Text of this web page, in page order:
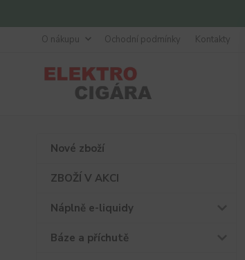
O nákupu Ochodní podmínky Kontakty
Nové zboží
ZBOŽÍ V AKCI
Náplně e-liquidy
Báze a příchutě